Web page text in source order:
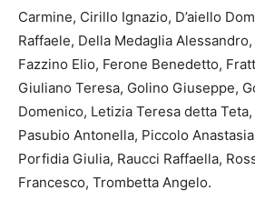
Carmine, Cirillo Ignazio, D’aiello
Raffaele, Della Medaglia
Fazzino Elio, Ferone Benedetto,
Giuliano Teresa, Golino Giuseppe,
Domenico, Letizia Teresa detta
Pasubio Antonella, Piccolo
Porfidia Giulia, Raucci Raffaella,
Francesco, Trombetta Angelo.